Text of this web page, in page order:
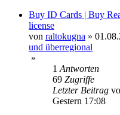
Buy ID Cards | Buy
license
von raltokugna »
und überregional
»
1 Antworten
69 Zugriffe
Letzter Beitrag
Gestern 17:08